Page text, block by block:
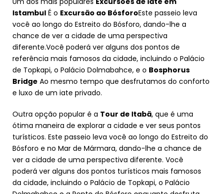
Istambul É o Excursão ao BósforoEste passeio leva
você ao longo do Estreito do Bósforo, dando-lhe a
chance de ver a cidade de uma perspectiva
diferente.Você poderá ver alguns dos pontos de
referência mais famosos da cidade, incluindo o Palácio
de Topkapi, o Palácio Dolmabahce, e o Bosphorus
Bridge Ao mesmo tempo que desfrutamos do conforto
e luxo de um iate privado.
Outra opção popular é a Tour de Itabã, que é uma
ótima maneira de explorar a cidade e ver seus pontos
turísticos. Este passeio leva você ao longo do Estreito do
Bósforo e no Mar de Mármara, dando-lhe a chance de
ver a cidade de uma perspectiva diferente. Você
poderá ver alguns dos pontos turísticos mais famosos
da cidade, incluindo o Palácio de Topkapi, o Palácio